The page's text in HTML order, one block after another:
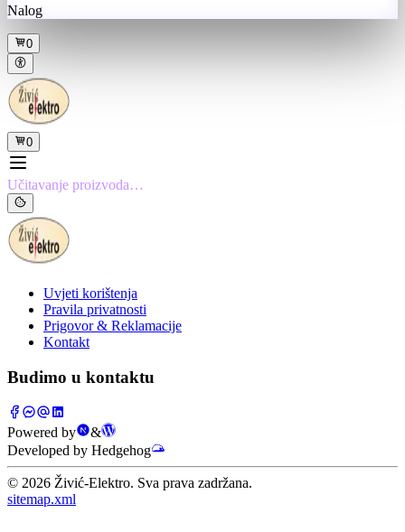
Nalog
0
0
Učitavanje proizvoda…
Uvjeti korištenja
Pravila privatnosti
Prigovor & Reklamacije
Kontakt
Budimo u kontaktu
Powered by
&
Developed by Hedgehog
© 2026 Živić-Elektro. Sva prava zadržana.
sitemap.xml